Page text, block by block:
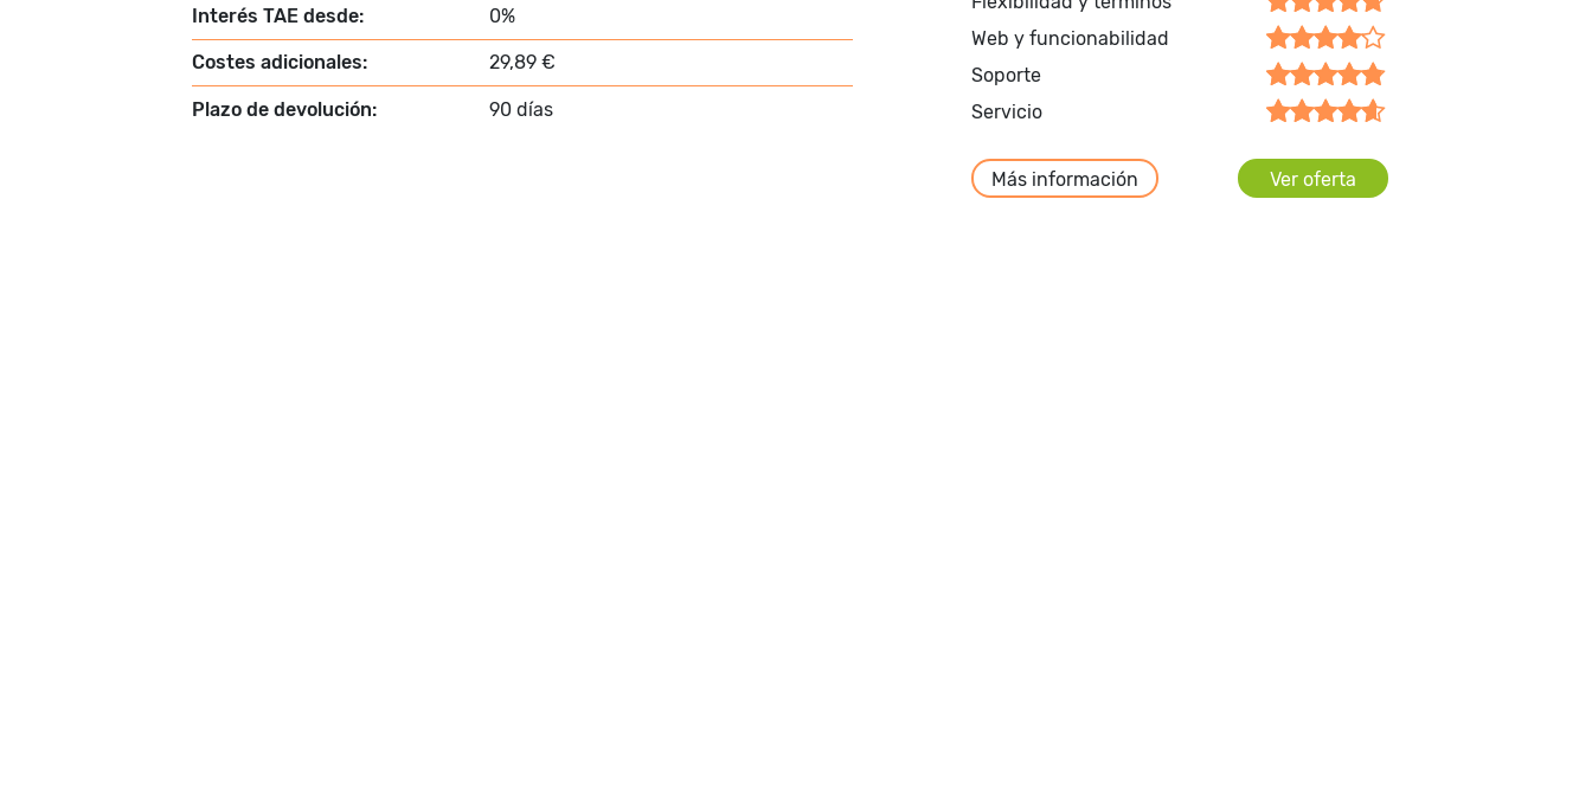
Interés TAE desde: 0%
Costes adicionales: 29,89 €
Plazo de devolución: 90 días
Web y funcionabilidad
Soporte
Servicio
Más información Ver oferta